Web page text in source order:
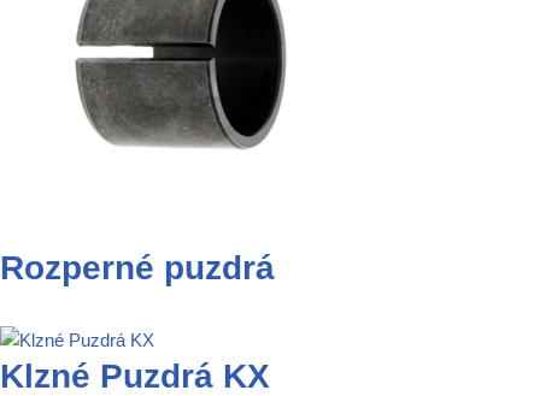
Rozperné puzdrá
Klzné Puzdrá KX